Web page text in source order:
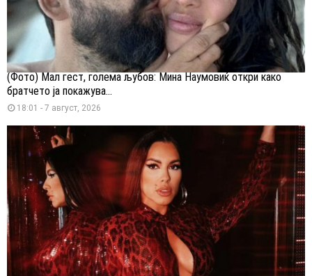
(Фото) Мал гест, голема љубов: Мина Наумовиќ откри како
братчето ја покажува...
18:01 - 7 август, 2026